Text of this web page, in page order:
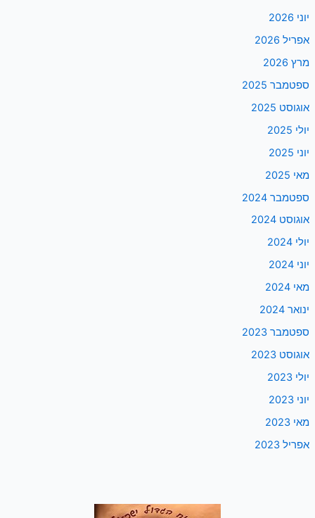
יוני 2026
אפריל 2026
מרץ 2026
ספטמבר 2025
אוגוסט 2025
יולי 2025
יוני 2025
מאי 2025
ספטמבר 2024
אוגוסט 2024
יולי 2024
יוני 2024
מאי 2024
ינואר 2024
ספטמבר 2023
אוגוסט 2023
יולי 2023
יוני 2023
מאי 2023
אפריל 2023